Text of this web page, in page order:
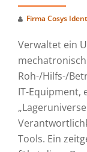
Firma Cosys Ident
Verwaltet ein
Roh-/Hilfs-/
IT-Equipment,
Tools. Ein